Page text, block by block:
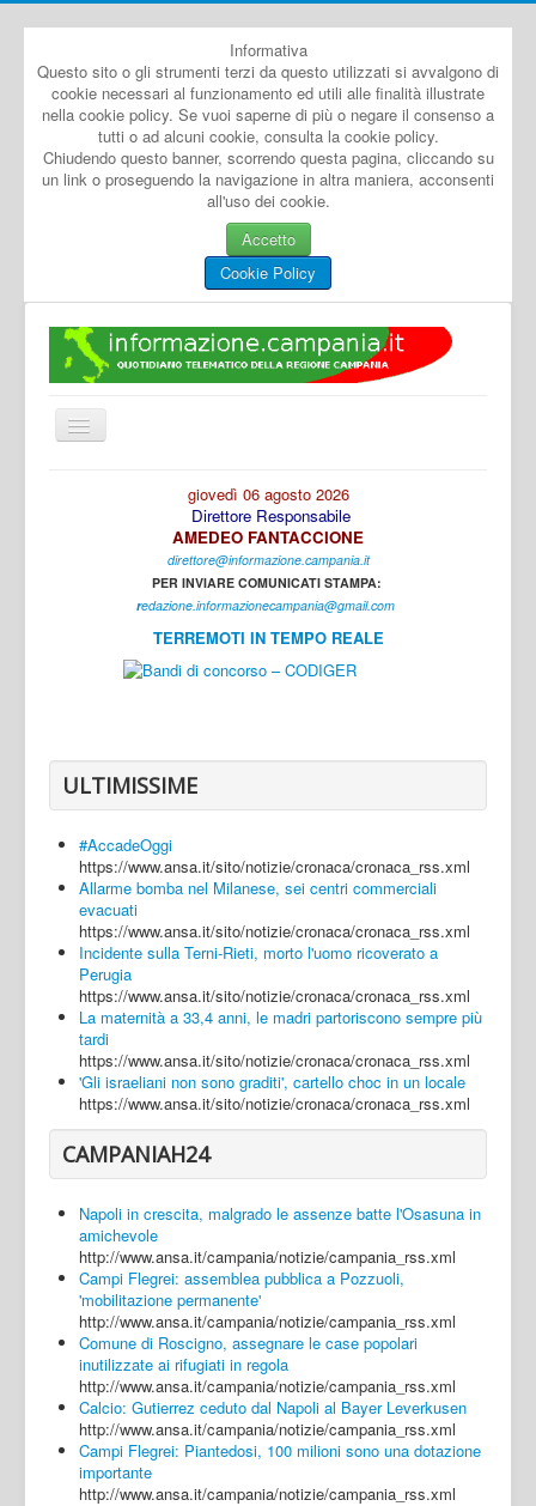
Informativa
Questo sito o gli strumenti terzi da questo utilizzati si avvalgono di
cookie necessari al funzionamento ed utili alle finalità illustrate
nella cookie policy. Se vuoi saperne di più o negare il consenso a
tutti o ad alcuni cookie, consulta la cookie policy.
Chiudendo questo banner, scorrendo questa pagina, cliccando su
un link o proseguendo la navigazione in altra maniera, acconsenti
all'uso dei cookie.
Accetto
Cookie Policy
Cambia
navigazione
Caserta
Napoli
Salerno
Login
giovedì 06 agosto 2026
Direttore Responsabile
AMEDEO FANTACCIONE
direttore@informazione.campania.it
PER INVIARE COMUNICATI STAMPA:
redazione.informazionecampania@gmail.com
TERREMOTI IN TEMPO REALE
ULTIMISSIME
#AccadeOggi
https://www.ansa.it/sito/notizie/cronaca/cronaca_rss.xml
Allarme bomba nel Milanese, sei centri commerciali
evacuati
https://www.ansa.it/sito/notizie/cronaca/cronaca_rss.xml
Incidente sulla Terni-Rieti, morto l'uomo ricoverato a
Perugia
https://www.ansa.it/sito/notizie/cronaca/cronaca_rss.xml
La maternità a 33,4 anni, le madri partoriscono sempre più
tardi
https://www.ansa.it/sito/notizie/cronaca/cronaca_rss.xml
'Gli israeliani non sono graditi', cartello choc in un locale
https://www.ansa.it/sito/notizie/cronaca/cronaca_rss.xml
CAMPANIAH24
Napoli in crescita, malgrado le assenze batte l'Osasuna in
amichevole
http://www.ansa.it/campania/notizie/campania_rss.xml
Campi Flegrei: assemblea pubblica a Pozzuoli,
'mobilitazione permanente'
http://www.ansa.it/campania/notizie/campania_rss.xml
Comune di Roscigno, assegnare le case popolari
inutilizzate ai rifugiati in regola
http://www.ansa.it/campania/notizie/campania_rss.xml
Calcio: Gutierrez ceduto dal Napoli al Bayer Leverkusen
http://www.ansa.it/campania/notizie/campania_rss.xml
Campi Flegrei: Piantedosi, 100 milioni sono una dotazione
importante
http://www.ansa.it/campania/notizie/campania_rss.xml